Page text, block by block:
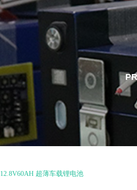
12.8V60AH 超薄车载锂电池